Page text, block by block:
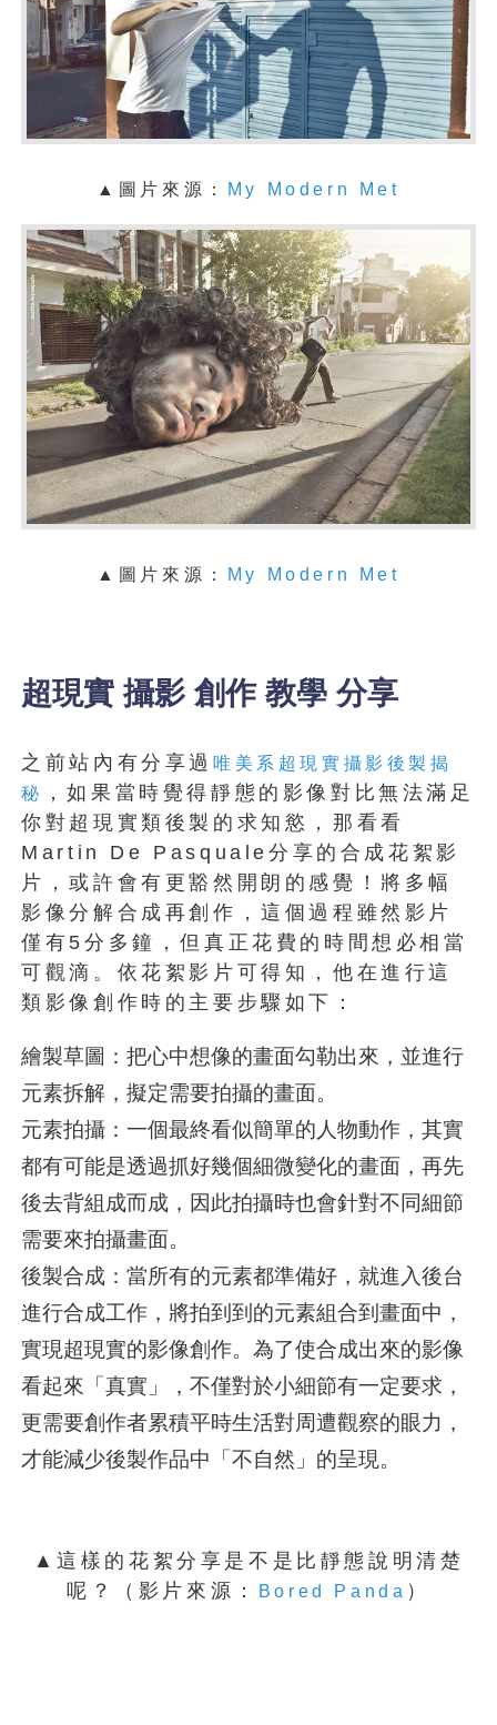
▲圖片來源： My Modern Met
▲圖片來源： My Modern Met
超現實 攝影 創作 教學 分享
之前站內有分享過 唯美系超現實攝影後製揭
秘
，如果當時覺得靜態的影像對比無法滿足
你對超現實類後製的求知慾，那看看
Martin De Pasquale分享的合成花絮影
片，或許會有更豁然開朗的感覺！將多幅
影像分解合成再創作，這個過程雖然影片
僅有5分多鐘，但真正花費的時間想必相當
可觀滴。依花絮影片可得知，他在進行這
類影像創作時的主要步驟如下：
繪製草圖：把心中想像的畫面勾勒出來，並進行
元素拆解，擬定需要拍攝的畫面。
元素拍攝：一個最終看似簡單的人物動作，其實
都有可能是透過抓好幾個細微變化的畫面，再先
後去背組成而成，因此拍攝時也會針對不同細節
需要來拍攝畫面。
後製合成：當所有的元素都準備好，就進入後台
進行合成工作，將拍到到的元素組合到畫面中，
實現超現實的影像創作。為了使合成出來的影像
看起來「真實」，不僅對於小細節有一定要求，
更需要創作者累積平時生活對周遭觀察的眼力，
才能減少後製作品中「不自然」的呈現。
▲這樣的花絮分享是不是比靜態說明清楚
呢？（影片來源：
Bored Panda ）